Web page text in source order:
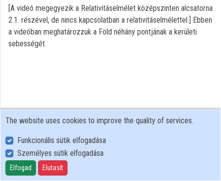
[A videó megegyezik a Relativitáselmélet középszinten alcsatorna
2.1. részével, de nincs kapcsolatban a relativitáselmélettel.] Ebben
a videóban meghatározzuk a Föld néhány pontjának a kerületi
sebességét.
User Policy
Adatkezelési tájékoztató (en)
Cookie Policy
The website uses cookies to improve the quality of services.
Funkcionális sütik elfogadása
Személyes sütik elfogadása
Elfogad Elutasít